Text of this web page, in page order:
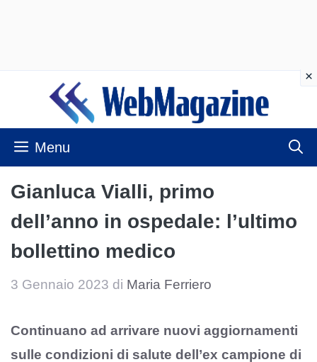
contenuto
Menu
Gianluca Vialli, primo
dell’anno in ospedale: l’ultimo
bollettino medico
3 Gennaio 2023 di Maria Ferriero
Continuano ad arrivare nuovi aggiornamenti
sulle condizioni di salute dell’ex campione di